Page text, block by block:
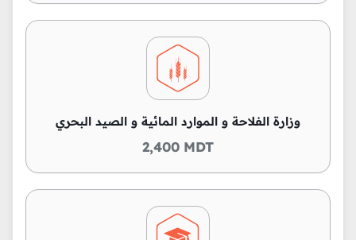
وزارة الفلاحة و الموارد المائية و الصيد البحري
2,400 MDT